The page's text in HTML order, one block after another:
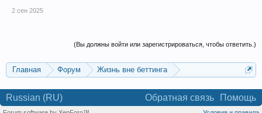
2 сен 2025
(Вы должны войти или зарегистрироваться, чтобы ответить.)
Главная Форум
Жизнь вне беттинга
Russian (RU) Обратная связь Помощь